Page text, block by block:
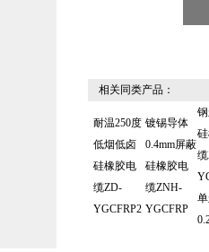
相关同类产品：
耐温250度
低烟低卤
硅橡胶电
缆ZD-
YGCFRP2
镀锡导体
0.4mm屏蔽
硅橡胶电
缆ZNH-
YGCFRP